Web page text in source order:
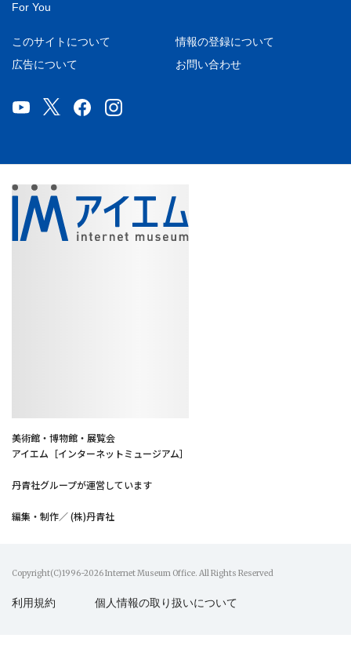
For You
このサイトについて
情報の登録について
広告について
お問い合わせ
美術館・博物館・展覧会
アイエム［インターネットミュージアム］
丹青社グループが運営しています
編集・制作／ (株)丹青社
Copyright(C)1996-2026 Internet Museum Office. All Rights Reserved
利用規約 個人情報の取り扱いについて